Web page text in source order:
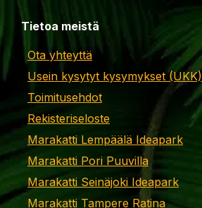
Tietoa meistä
Ota yhteyttä
Usein kysytyt kysymykset (UKK)
Toimitusehdot
Rekisteriseloste
Marakatti Lempäälä Ideapark
Marakatti Pori Puuvilla
Marakatti Seinäjoki Ideapark
Marakatti Tampere Ratina